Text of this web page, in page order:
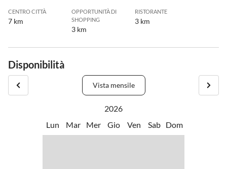
CENTRO CITTÀ
7 km
OPPORTUNITÀ DI
SHOPPING
3 km
RISTORANTE
3 km
Disponibilità
Vista mensile
2026
Lun
Mar Mer Gio Ven Sab Dom